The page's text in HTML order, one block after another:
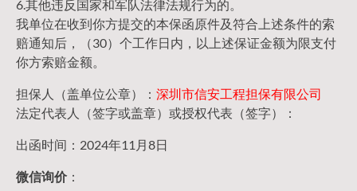
6.其他违反国家和军队法律法规行为的。
我单位在收到你方提交的本保函原件及符合上述条件的索
赔通知后，（30）个工作日内，以上述保证金额为限支付
你方索赔金额。
担保人（盖单位公章）： 深圳市信安工程担保有限公司
法定代表人（签字或盖章）或授权代表（签字）：
出函时间：2024年11月8日
微信询价：